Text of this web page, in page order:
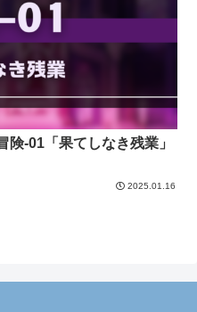
険-01「果てしなき残業」
2025.01.16